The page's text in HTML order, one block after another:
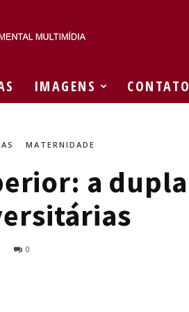
IMAGENS CONTATO
MATERNIDADE
a dupla
0